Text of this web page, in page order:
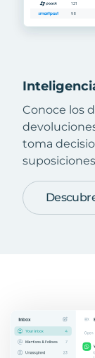
Conoce los
toma